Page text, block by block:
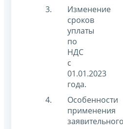
Изменение
сроков
уплаты
по
НДС
с
01.01.2023
года.
Особенности
применения
заявительного